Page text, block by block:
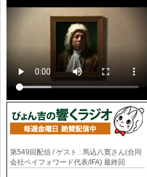
第549回配信 / ゲスト : 馬込八寛さん(合同
会社ペイフォワード代表/IFA) 最終回